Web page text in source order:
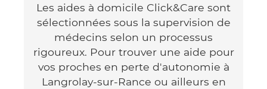
Les aides à domicile Click&Care sont
sélectionnées sous la supervision de
médecins selon un processus
rigoureux. Pour trouver une aide pour
vos proches en perte d'autonomie à
Langrolay-sur-Rance ou ailleurs en